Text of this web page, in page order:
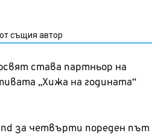
същия автор
става партньор на
„Хижа на годината“
за четвърти пореден път